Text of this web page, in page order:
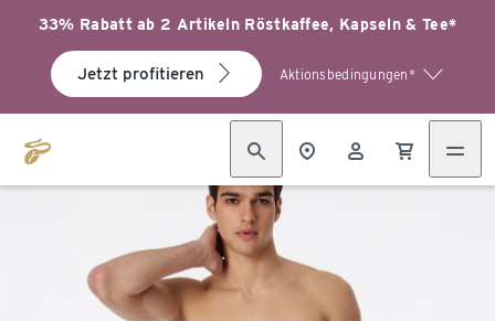
33% Rabatt ab 2 Artikeln Röstkaffee, Kapseln & Tee*
Jetzt profitieren Aktionsbedingungen*